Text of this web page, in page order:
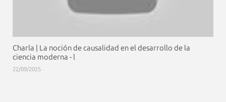
Charla | La noción de causalidad en el desarrollo de la
ciencia moderna - l
22/09/2025